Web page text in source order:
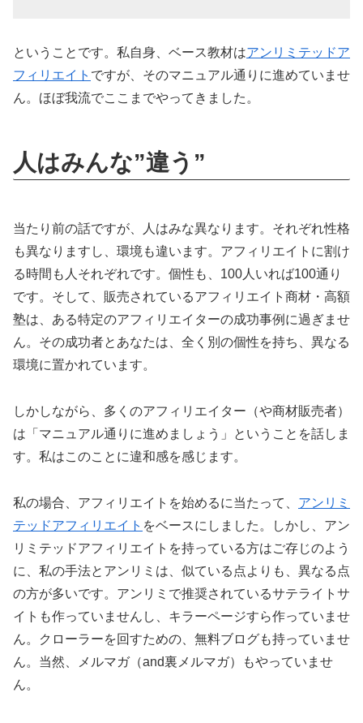
ということです。私自身、ベース教材はアンリミテッドア
フィリエイト ですが、そのマニュアル通りに進めていませ
ん。ほぼ我流でここまでやってきました。
人はみんな”違う”
当たり前の話ですが、人はみな異なります。それぞれ性格
も異なりますし、環境も違います。アフィリエイトに割け
る時間も人それぞれです。個性も、100人いれば100通り
です。そして、販売されているアフィリエイト商材・高額
塾は、ある特定のアフィリエイターの成功事例に過ぎませ
ん。その成功者とあなたは、全く別の個性を持ち、異なる
環境に置かれています。
しかしながら、多くのアフィリエイター（や商材販売者）
は「マニュアル通りに進めましょう」ということを話しま
す。私はこのことに違和感を感じます。
私の場合、アフィリエイトを始めるに当たって、 アンリミ
テッドアフィリエイト をベースにしました。しかし、アン
リミテッドアフィリエイトを持っている方はご存じのよう
に、私の手法とアンリミは、似ている点よりも、異なる点
の方が多いです。アンリミで推奨されているサテライトサ
イトも作っていませんし、キラーページすら作っていませ
ん。クローラーを回すための、無料ブログも持っていませ
ん。当然、メルマガ（and裏メルマガ）もやっていませ
ん。